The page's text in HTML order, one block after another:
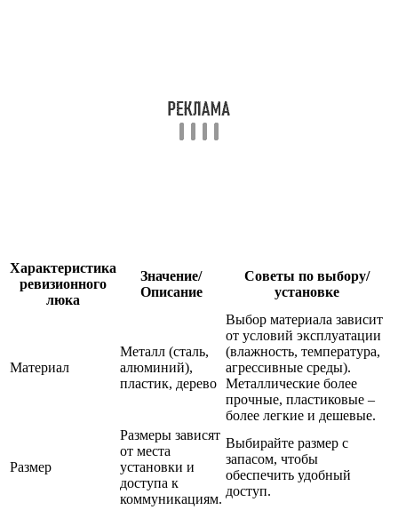
Характеристика
ревизионного
люка
Значение/
Описание
Советы по выбору/
установке
Материал
Металл (сталь,
алюминий),
пластик, дерево
Выбор материала зависит
от условий эксплуатации
(влажность, температура,
агрессивные среды).
Металлические более
прочные, пластиковые –
более легкие и дешевые.
Размер
Размеры зависят
от места
установки и
доступа к
коммуникациям.
Выбирайте размер с
запасом, чтобы
обеспечить удобный
доступ.